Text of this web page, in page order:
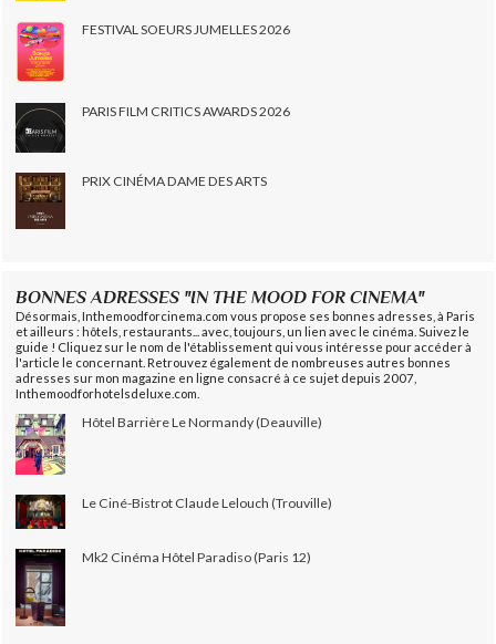
FESTIVAL SOEURS JUMELLES 2026
PARIS FILM CRITICS AWARDS 2026
PRIX CINÉMA DAME DES ARTS
BONNES ADRESSES "IN THE MOOD FOR CINEMA"
Désormais, Inthemoodforcinema.com vous propose ses bonnes adresses, à Paris
et ailleurs : hôtels, restaurants... avec, toujours, un lien avec le cinéma. Suivez le
guide ! Cliquez sur le nom de l'établissement qui vous intéresse pour accéder à
l'article le concernant. Retrouvez également de nombreuses autres bonnes
adresses sur mon magazine en ligne consacré à ce sujet depuis 2007,
Inthemoodforhotelsdeluxe.com.
Hôtel Barrière Le Normandy (Deauville)
Le Ciné-Bistrot Claude Lelouch (Trouville)
Mk2 Cinéma Hôtel Paradiso (Paris 12)